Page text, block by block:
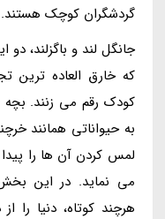
گردشگران کوچک هستند.
جانگل لند و باگزلند،
که خارق العاده ترین
کودک رقم می زنند.
به حیواناتی همانند
لمس کردن آن ها را پیدا
می نماید. در این
هرچند کوتاه، دنیا را